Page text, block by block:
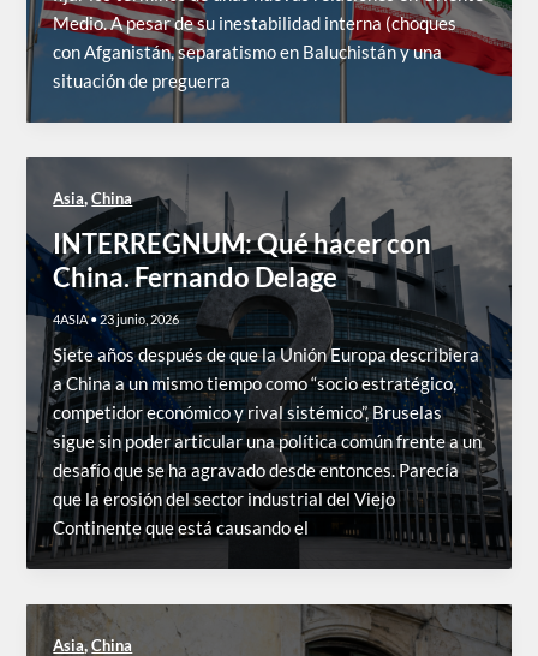
Medio. A pesar de su inestabilidad interna (choques
con Afganistán, separatismo en Baluchistán y una
situación de preguerra
Asia,China
INTERREGNUM: Qué hacer con
China. Fernando Delage
4ASIA•23 junio, 2026
Siete años después de que la Unión Europa describiera
a China a un mismo tiempo como “socio estratégico,
competidor económico y rival sistémico”, Bruselas
sigue sin poder articular una política común frente a un
desafío que se ha agravado desde entonces. Parecía
que la erosión del sector industrial del Viejo
Continente que está causando el
Asia,China